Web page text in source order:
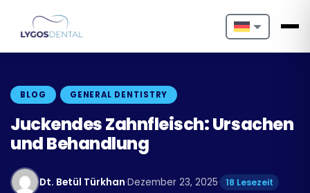
Nederlands
Français
Português
BLOG GENERAL DENTISTRY
Juckendes Zahnfleisch: Ursachen
und Behandlung
Dt. Betül Türkhan·Dezember 23, 2025· 18 Lesezeit